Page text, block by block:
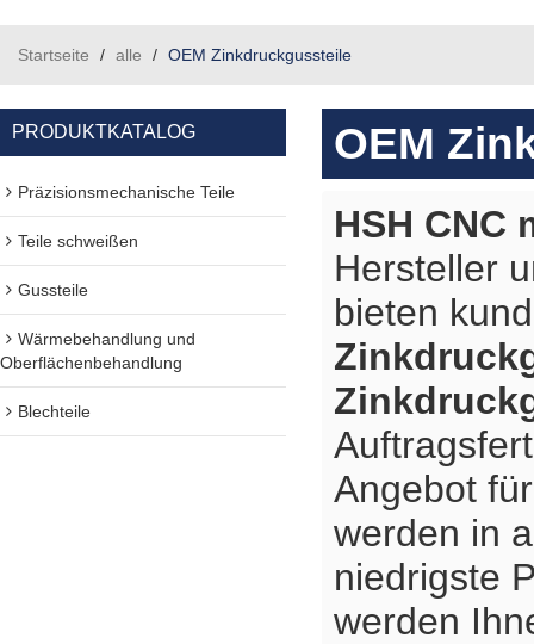
Startseite / alle / OEM Zinkdruckgussteile
PRODUKTKATALOG
Präzisionsmechanische Teile
Teile schweißen
Gussteile
Wärmebehandlung und
Oberflächenbehandlung
Blechteile
OEM
HSH CNC
Hersteller
bieten
Angebot
werden in
niedrigste
werden